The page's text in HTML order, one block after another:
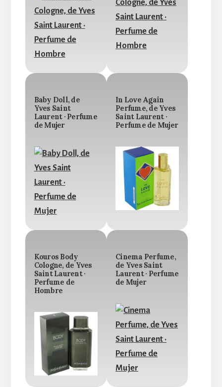
Baby Doll, de
Yves Saint
Laurent · Perfume
de Mujer
In Love Again
Perfume, de Yves
Saint Laurent ·
Perfume de Mujer
Kouros Body
Cologne, de Yves
Saint Laurent ·
Perfume de
Hombre
Cinema Perfume,
de Yves Saint
Laurent · Perfume
de Mujer